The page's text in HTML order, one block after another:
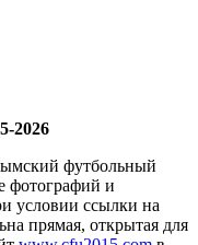
2026
футбольный
фотографий и
условии ссылки на
прямая, открытая для